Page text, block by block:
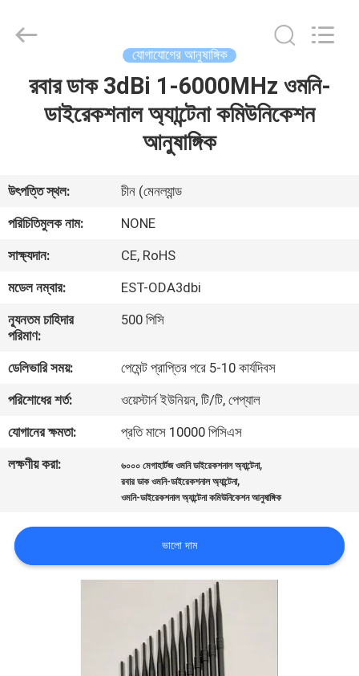
বাড়ি
ভিডিও
সম্পর্কে
কারখানা
মান
নিয়ন্ত্রণ
খবর
ELECTRONICS(HK)
CO.,LTD.
যোগাযোগের আনুষাঙ্গিক
রবার ডাক 3dBi 1-6000MHz ওমনি-
ডাইরেকশনাল অ্যান্টেনা কমিউনিকেশন
আনুষাঙ্গিক
উৎপত্তি স্থল:
চীন (মেনল্যান্ড
পরিচিতিমুলক নাম:
NONE
সাক্ষ্যদান:
CE, RoHS
মডেল নম্বার:
EST-ODA3dbi
ন্যূনতম চাহিদার
পরিমাণ:
500 পিসি
ডেলিভারি সময়:
পেমেন্ট প্রাপ্তির পরে 5-10 কার্যদিবস
পরিশোধের শর্ত:
ওয়েস্টার্ন ইউনিয়ন, টি/টি, পেপ্যাল
যোগানের ক্ষমতা:
প্রতি মাসে 10000 পিসিএস
লক্ষণীয় করা:
৬০০০ মেগাহার্টজ ওমনি ডাইরেকশনাল অ্যান্টেনা,
রবার ডাক ওমনি-ডাইরেকশনাল অ্যান্টেনা,
ওমনি-ডাইরেকশনাল অ্যান্টেনা কমিউনিকেশন আনুষাঙ্গিক
ভালো দাম